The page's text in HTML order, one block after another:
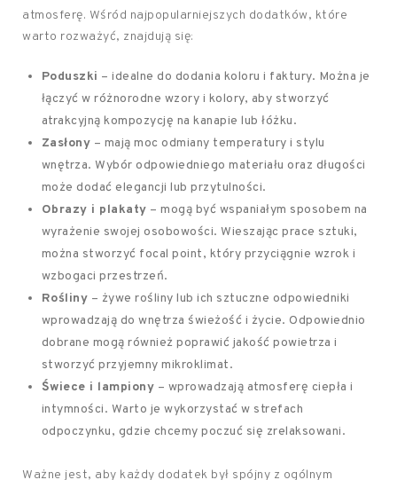
atmosferę. Wśród najpopularniejszych dodatków, które
warto rozważyć, znajdują się:
Poduszki – idealne do dodania koloru i faktury. Można je
łączyć w różnorodne wzory i kolory, aby stworzyć
atrakcyjną kompozycję na kanapie lub łóżku.
Zasłony – mają moc odmiany temperatury i stylu
wnętrza. Wybór odpowiedniego materiału oraz długości
może dodać elegancji lub przytulności.
Obrazy i plakaty – mogą być wspaniałym sposobem na
wyrażenie swojej osobowości. Wieszając prace sztuki,
można stworzyć focal point, który przyciągnie wzrok i
wzbogaci przestrzeń.
Rośliny – żywe rośliny lub ich sztuczne odpowiedniki
wprowadzają do wnętrza świeżość i życie. Odpowiednio
dobrane mogą również poprawić jakość powietrza i
stworzyć przyjemny mikroklimat.
Świece i lampiony – wprowadzają atmosferę ciepła i
intymności. Warto je wykorzystać w strefach
odpoczynku, gdzie chcemy poczuć się zrelaksowani.
Ważne jest, aby każdy dodatek był spójny z ogólnym